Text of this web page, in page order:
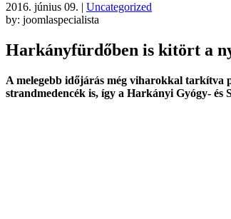
2016. június 09. | Uncategorized
by: joomlaspecialista
Harkányfürdőben is kitört a
A melegebb időjárás még viharokkal tarkítva
strandmedencék is, így a Harkányi Gyógy-